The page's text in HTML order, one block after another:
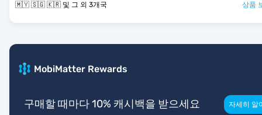
🇲🇾 🇸🇬 🇰🇷 및 그 외 3개국 상품
MobiMatter Rewards
구매할 때마다 10% 캐시백을 받으세요 자세히 알